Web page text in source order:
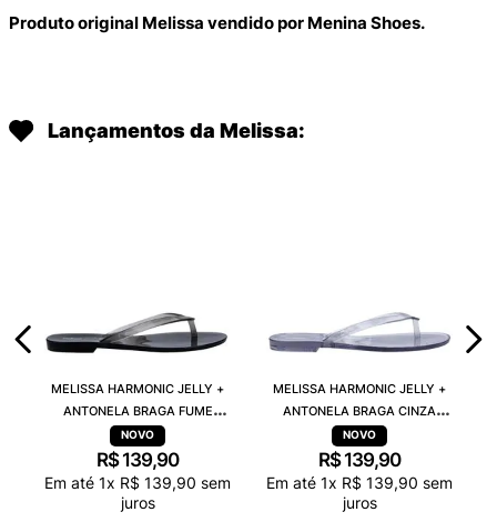
Produto original Melissa vendido por Menina Shoes.
Lançamentos da Melissa:
MELISSA HARMONIC JELLY +
ANTONELA BRAGA FUME
TRANSPARENTE 38263
R$ 139,90
Em até 1x R$ 139,90 sem
juros
MELISSA HARMONIC JELLY +
ANTONELA BRAGA CINZA
TRANSPARENTE 38263
R$ 139,90
Em até 1x R$ 139,90 sem
juros